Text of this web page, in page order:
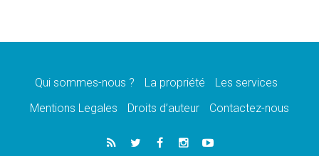
09.08.2026
09.08.2026
et à la protection des civils
Déclaration d'Addis-Abeba du SCEAM sur
l'Éducation Catholique en Afrique
Qui sommes-nous ? La propriété
Les services
Mentions Legales
Droits d’auteur Contactez-nous